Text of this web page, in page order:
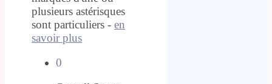
plusieurs astérisques
sont particuliers - en
savoir plus
0